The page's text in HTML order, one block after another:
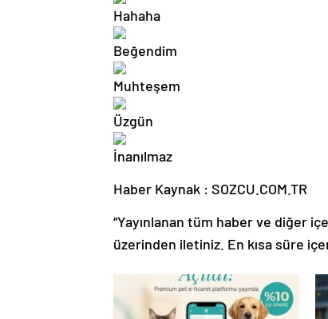
Haber Kaynak : SOZCU.COM.TR
“Yayınlanan tüm haber ve diğer
üzerinden iletiniz. En kısa süre